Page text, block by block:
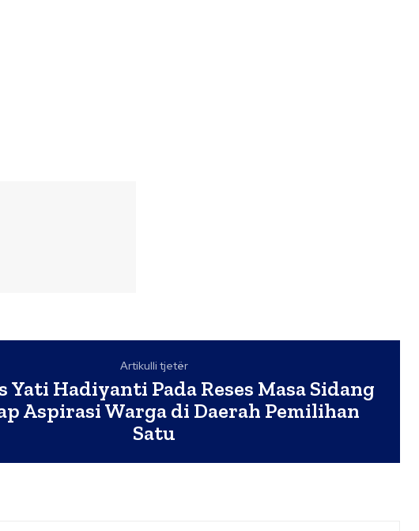
Artikulli tjetër
Yati Hadiyanti Pada Reses Masa Sidang
Aspirasi Warga di Daerah Pemilihan
Satu